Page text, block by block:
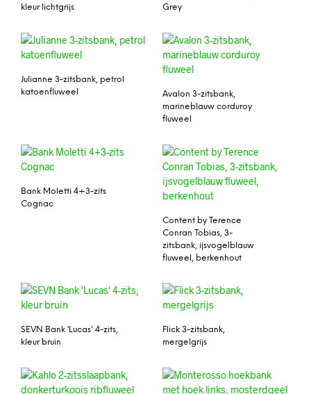
kleur lichtgrijs
Grey
Julianne 3-zitsbank, petrol
katoenfluweel
Avalon 3-zitsbank,
marineblauw corduroy
fluweel
Bank Moletti 4+3-zits
Cognac
Content by Terence
Conran Tobias, 3-
zitsbank, ijsvogelblauw
fluweel, berkenhout
SEVN Bank ‘Lucas’ 4-zits,
kleur bruin
Flick 3-zitsbank,
mergelgrijs